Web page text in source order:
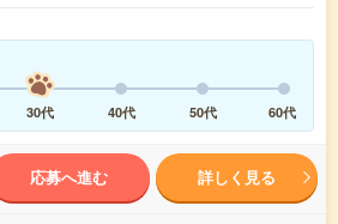
30代 40代 50代 60代
応募へ進む 詳しく見る